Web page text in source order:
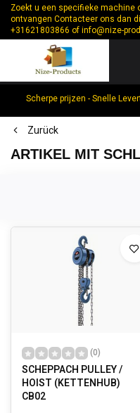
Zoekt u een specifieke machine
ontvangen Contacteer ons dan
+31621803866 ofinfo@nize-
Scherpe prijzen - Snelle
Zurück
ARTIKEL MIT
(0)
SCHEPPACH PULLEY /
HOIST (KETTENHUB)
CB02